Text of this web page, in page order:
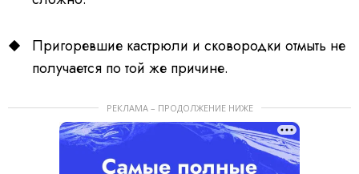
Пригоревшие кастрюли и сковородки отмыть не
получается по той же причине.
РЕКЛАМА – ПРОДОЛЖЕНИЕ НИЖЕ